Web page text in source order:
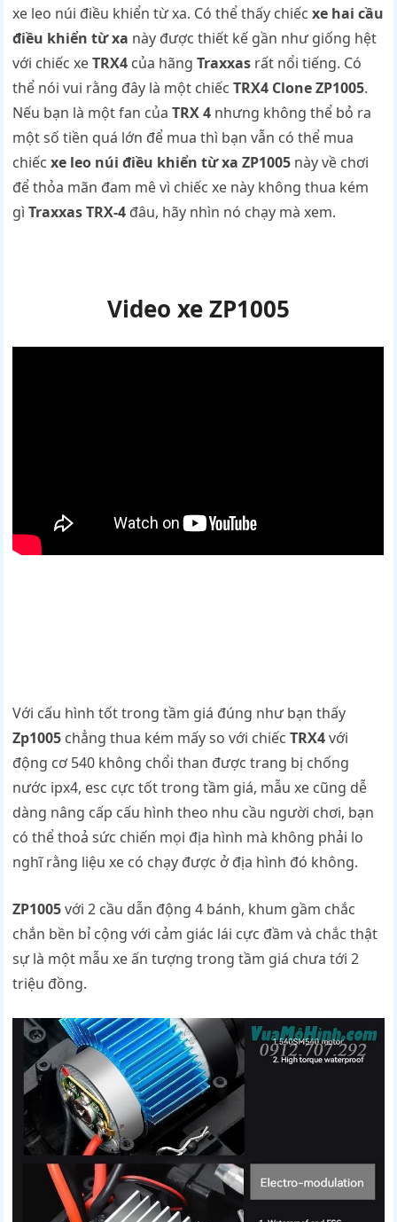
xe leo núi điều khiển từ xa. Có thể thấy chiếcxe hai cầu
điều khiển từ xa này được thiết kế gần như giống hệt
với chiếc xeTRX4 của hãngTraxxas rất nổi tiếng. Có
thể nói vui rằng đây là một chiếcTRX4 Clone ZP1005.
Nếu bạn là một fan củaTRX 4 nhưng không thể bỏ ra
một số tiền quá lớn để mua thì bạn vẫn có thể mua
chiếcxe leo núi điều khiển từ xa ZP1005 này về chơi
để thỏa mãn đam mê vì chiếc xe này không thua kém
gìTraxxas TRX-4 đâu, hãy nhìn nó chạy mà xem.
Video xe ZP1005
Với cấu hình tốt trong tầm giá đúng như bạn thấy
Zp1005 chẳng thua kém mấy so với chiếcTRX4với
động cơ 540 không chổi than được trang bị chống
nước ipx4, esc cực tốt trong tầm giá, mẫu xe cũng dễ
dàng nâng cấp cấu hình theo nhu cầu người chơi, bạn
có thể thoả sức chiến mọi địa hình mà không phải lo
nghĩ rằng liệu xe có chạy được ở địa hình đó không.
ZP1005với 2 cầu dẫn động 4 bánh, khum gầm chắc
chắn bền bỉ cộng với cảm giác lái cực đầm và chắc thật
sự là một mẫu xe ấn tượng trong tầm giá chưa tới 2
triệu đồng.